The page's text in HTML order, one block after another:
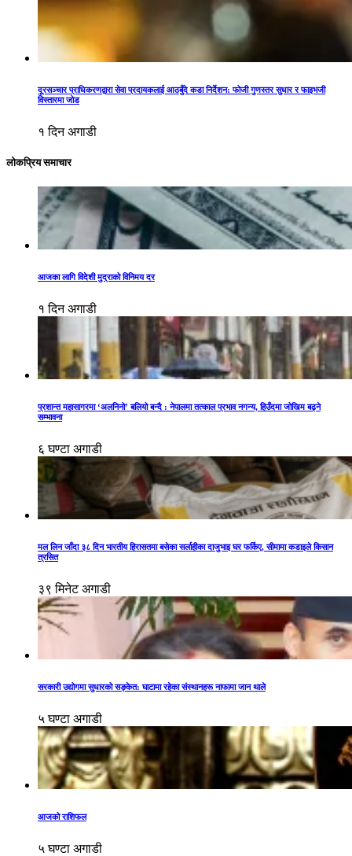
दूरसञ्चार प्राधिकरणद्वारा सेवा प्रदायकलाई आठबुँदे कडा निर्देशन: फोजी गुणस्तर सुधार र फाइभजी
विस्तारमा जोड
१ दिन अगाडी
लोकप्रिय समाचार
आजका लागि विदेशी मुद्राको विनिमय दर
१ दिन अगाडी
प्रशान्त महासागरमा ‘अलनिनो’ बलियो बन्दै : नेपालमा तत्काल प्रभाव नगन्य, हिउँदमा जोखिम बढ्ने
सम्भावना
६ घण्टा अगाडी
मल लिन जाँदा ३८ दिन भारतीय हिरासतमा बसेका सर्लाहीका दाजुभाइ घर फर्किए, सीमामा कडाइले किसान
त्रसित
३९ मिनेट अगाडी
सरकारी उद्योगमा सुधारको सङ्केत: घाटामा रहेका संस्थानहरू नाफामा जान थाले
५ घण्टा अगाडी
आजको राशिफल
५ घण्टा अगाडी